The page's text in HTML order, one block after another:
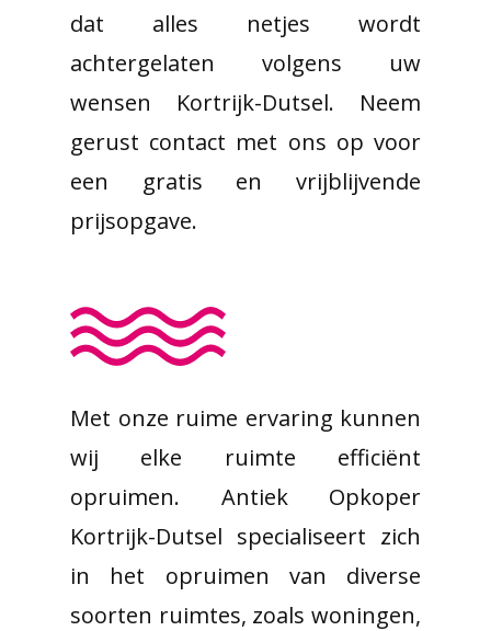
dat alles netjes wordt
achtergelaten volgens uw
wensen Kortrijk-Dutsel. Neem
gerust contact met ons op voor
een gratis en vrijblijvende
prijsopgave.
Met onze ruime ervaring kunnen
wij elke ruimte efficiënt
opruimen. Antiek Opkoper
Kortrijk-Dutsel specialiseert zich
in het opruimen van diverse
soorten ruimtes, zoals woningen,